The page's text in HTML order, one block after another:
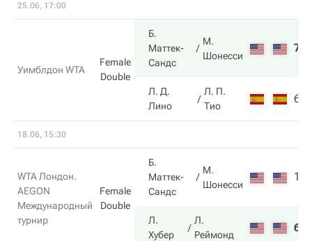
25.06, 17:00
Уимблдон WTA
Female
Double
Б.
Маттек-
Сандс
М.
Шонесси
7
Л. Д.
Лино
Л. П.
Тио
6
18.06, 15:30
WTA Лондон.
AEGON
Международный
турнир
Female
Double
Б.
Маттек-
Сандс
М.
Шонесси
1
Л.
Хубер
Л.
Реймонд
6